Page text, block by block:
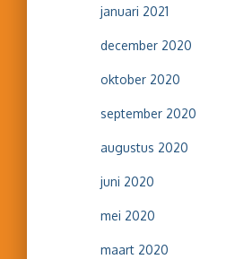
januari 2021
december 2020
oktober 2020
september 2020
augustus 2020
juni 2020
mei 2020
maart 2020